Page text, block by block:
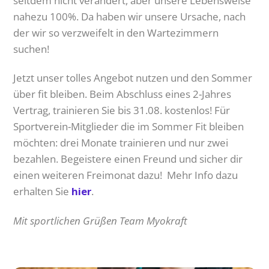
nahezu 100%. Da haben wir unsere Ursache, nach
der wir so verzweifelt in den Wartezimmern
suchen!
Jetzt unser tolles Angebot nutzen und den Sommer
über fit bleiben. Beim Abschluss eines 2-Jahres
Vertrag, trainieren Sie bis 31.08. kostenlos! Für
Sportverein-Mitglieder die im Sommer Fit bleiben
möchten: drei Monate trainieren und nur zwei
bezahlen. Begeistere einen Freund und sicher dir
einen weiteren Freimonat dazu! Mehr Info dazu
erhalten Sie hier.
Mit sportlichen Grüßen Team Myokraft